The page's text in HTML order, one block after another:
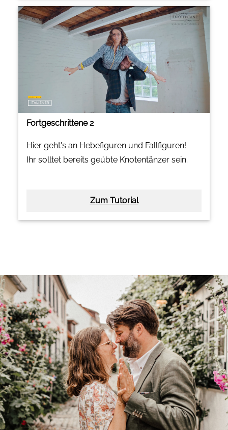
Fortgeschrittene 2
Hier geht's an Hebefiguren und Fallfiguren!
Ihr solltet bereits geübte Knotentänzer sein.
Zum Tutorial